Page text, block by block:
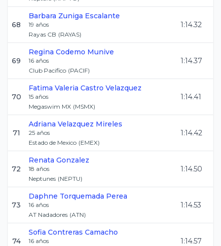
68
Barbara Zuniga Escalante
19 años
Rayas CB (RAYAS)
1:14.32
69
Regina Codemo Munive
16 años
Club Pacifico (PACIF)
1:14.37
70
Fatima Valeria Castro Velazquez
15 años
Megaswim MX (MSMX)
1:14.41
71
Adriana Velazquez Mireles
25 años
Estado de Mexico (EMEX)
1:14.42
72
Renata Gonzalez
18 años
Neptunes (NEPTU)
1:14.50
73
Daphne Torquemada Perea
16 años
AT Nadadores (ATN)
1:14.53
74
Sofia Contreras Camacho
16 años
1:14.57